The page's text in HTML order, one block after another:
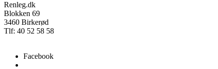
Renleg.dk
Blokken 69
3460 Birkerød
Tlf: 40 52 58 58
Facebook